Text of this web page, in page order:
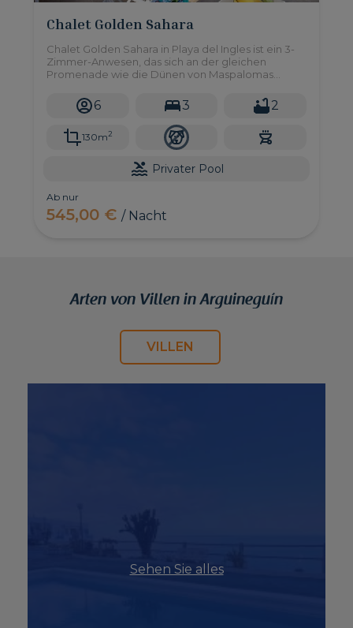
Chalet Golden Sahara
Chalet Golden Sahara in Playa del Ingles ist ein 3-
Zimmer-Anwesen, das sich an der gleichen
Promenade wie die Dünen von Maspalomas
die Dünen von jedem Ort im Haus.
6 3 2
130m2
Privater Pool
Ab nur
545,00 €/ Nacht
Arten von Villen in Arguineguín
VILLEN
Sehen Sie alles